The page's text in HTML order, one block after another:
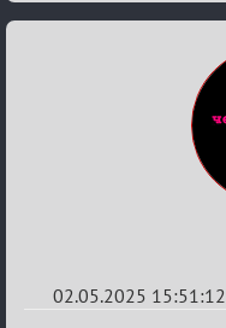
02.05.2025 15:51:12